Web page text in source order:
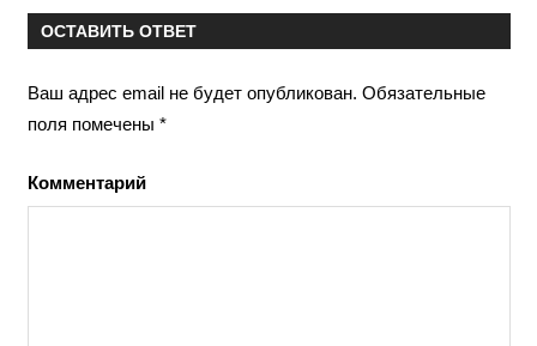
ОСТАВИТЬ ОТВЕТ
Ваш адрес email не будет опубликован. Обязательные
поля помечены *
Комментарий